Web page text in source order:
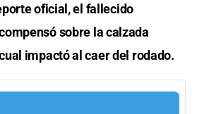
oficial, el fallecido
sobre la calzada
impactó al caer del rodado.